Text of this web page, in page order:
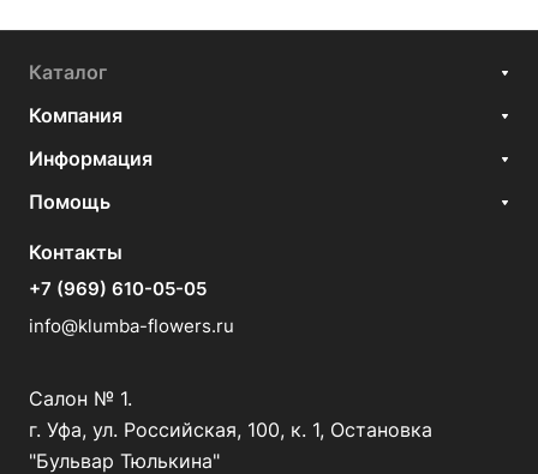
Каталог
Компания
Информация
Помощь
Контакты
+7 (969) 610-05-05
info@klumba-flowers.ru
Салон № 1.
г. Уфа, ул. Российская, 100, к. 1, Остановка
"Бульвар Тюлькина"